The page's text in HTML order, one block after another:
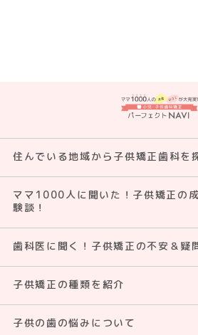
住んでいる地域から子供矯正⻭科を
ママ1000人に聞いた！子供矯正の
験談！
歯科医に聞く！子供矯正の不安＆疑
子供矯正の種類を紹介
子供の歯の悩みについて